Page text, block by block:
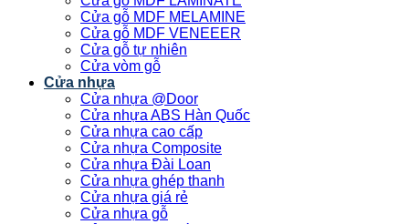
Cửa gỗ MDF MELAMINE
Cửa gỗ MDF VENEEER
Cửa gỗ tự nhiên
Cửa vòm gỗ
Cửa nhựa
Cửa nhựa @Door
Cửa nhựa ABS Hàn Quốc
Cửa nhựa cao cấp
Cửa nhựa Composite
Cửa nhựa Đài Loan
Cửa nhựa ghép thanh
Cửa nhựa giá rẻ
Cửa nhựa gỗ